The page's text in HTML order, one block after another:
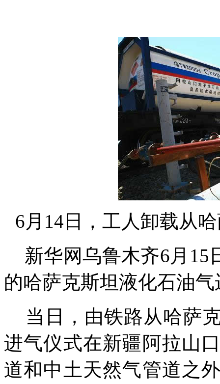
6月14日，工人卸载从
新华网乌鲁木齐6月15
的哈萨克斯坦液化石油
当日，由铁路从哈萨
进气仪式在新疆阿拉山
道和中土天然气管道之